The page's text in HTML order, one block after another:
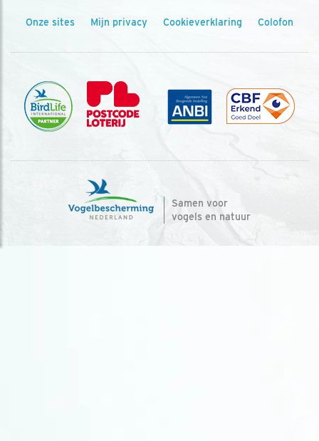
Onze sites Mijn privacy Cookieverklaring Colofon
Samen voor
vogels en natuur